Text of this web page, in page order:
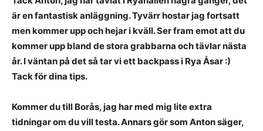
är en fantastisk anläggning. Tyvärr hostar jag fortsatt
men kommer upp och hejar i kväll. Ser fram emot att du
kommer upp bland de stora grabbarna och tävlar nästa
år. I väntan på det så tar vi ett backpass i Rya Åsar :)
Tack för dina tips.
Kommer du till Borås, jag har med mig lite extra
tidningar om du vill testa. Annars gör som Anton säger,